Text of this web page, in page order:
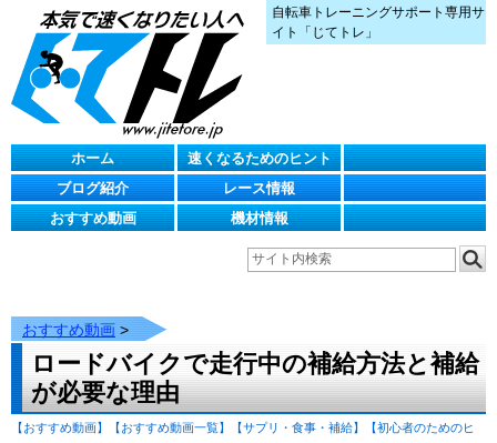
自転車トレーニングサポート専用サ
イト「じてトレ」
ホーム
速くなるためのヒント
ブログ紹介
レース情報
おすすめ動画
機材情報
おすすめ動画 >
ロードバイクで走行中の補給方法と補給
が必要な理由
【おすすめ動画】 【おすすめ動画一覧】 【サプリ・食事・補給】
【初心者のためのヒ